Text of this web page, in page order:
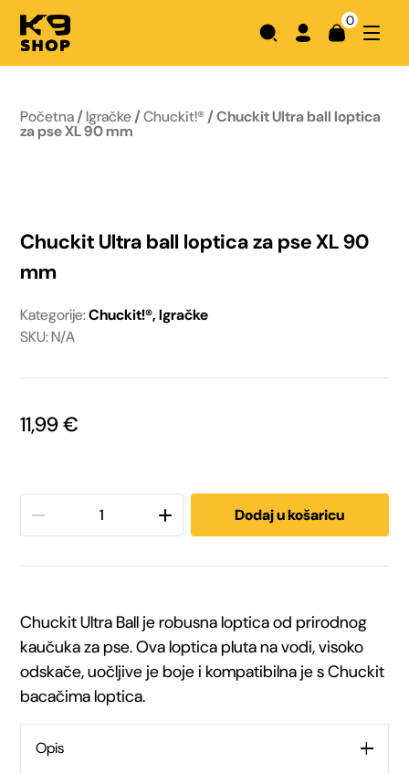
0
Početna/Igračke/Chuckit!®/ Chuckit Ultra ball loptica
za pse XL 90 mm
Chuckit Ultra ball loptica za pse XL 90
mm
Kategorije:Chuckit!®,Igračke
SKU: N/A
11,99€
Chuckit
loptica
za
Dodaj u košaricu
Chuckit Ultra Ball je robusna loptica od prirodnog
kaučuka za pse. Ova loptica pluta na vodi, visoko
odskače, uočljive je boje i kompatibilna je s Chuckit
bacačima loptica.
Opis